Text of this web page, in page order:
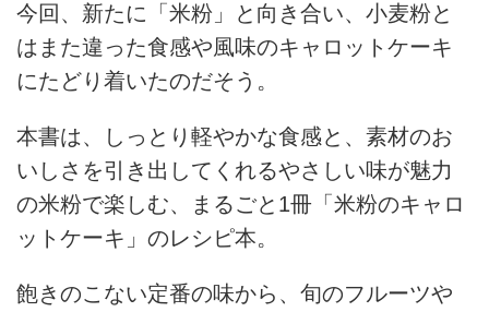
今回、新たに「米粉」と向き合い、小麦粉と
はまた違った食感や風味のキャロットケーキ
にたどり着いたのだそう。
本書は、しっとり軽やかな食感と、素材のお
いしさを引き出してくれるやさしい味が魅力
の米粉で楽しむ、まるごと1冊「米粉のキャロ
ットケーキ」のレシピ本。
飽きのこない定番の味から、旬のフルーツや